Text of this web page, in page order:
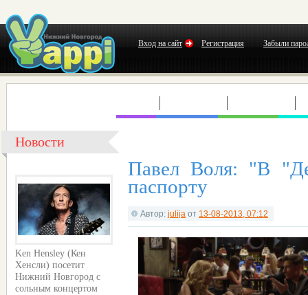
Вход на сайт Регистрация Забыли
Новости
Ken Hensley (Кен
Хенсли) посетит
Нижний Новгород с
сольным концертом
Павел Воля: "В
паспорту
Автор: julija от 13-08-2013, 07:12